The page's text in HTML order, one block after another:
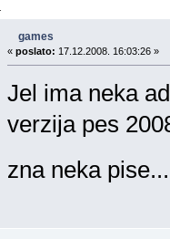
games
« poslato: 17.12.2008. 16:03:26 »
Jel ima neka
verzija pes
zna neka